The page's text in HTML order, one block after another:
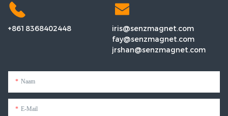
+8618368402448
iris@senzmagnet.com
fay@senzmagnet.com
jrshan@senzmagnet.com
Naam
E-Mail